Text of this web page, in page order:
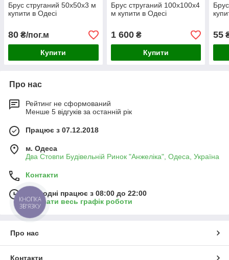
Брус струганий 50х50х3 м
купити в Одесі
80 ₴/пог.м
Купити
Брус струганий 100х100х4
м купити в Одесі
1 600₴
Купити
55
Про нас
Рейтинг не сформований
Менше 5 відгуків за останній рік
Працює з 07.12.2018
м. Одеса
Два Стовпи Будівельній Ринок "Анжеліка", Одеса, Україна
Контакти
Сьогодні працює з 08:00 до 22:00
Показати весь графік роботи
Про нас
Контакти
КНОПКА
ЗВ'ЯЗКУ